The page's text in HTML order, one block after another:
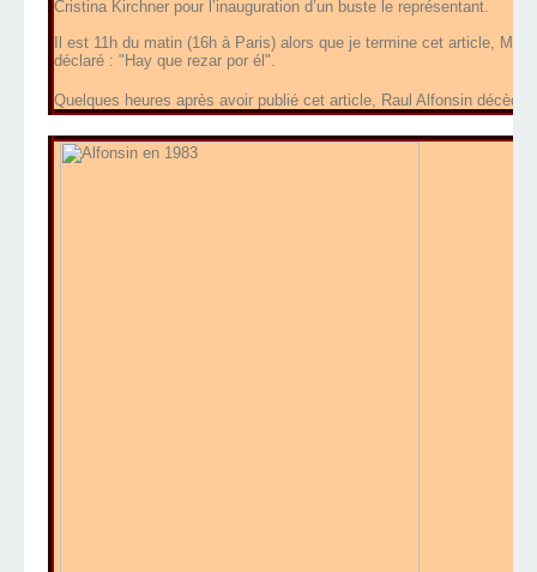
Cristina Kirchner pour l’inauguration d’un buste le représentant.
Il est 11h du matin (16h à Paris) alors que je termine cet article,
déclaré : "Hay que rezar por él".
Quelques heures après avoir publié cet article, Raul Alfonsin